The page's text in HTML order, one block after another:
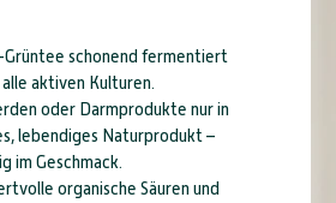
Grüntee schonend fermentiert
aktiven Kulturen.
oder Darmprodukte nur in
lebendiges Naturprodukt –
im Geschmack.
organische Säuren und